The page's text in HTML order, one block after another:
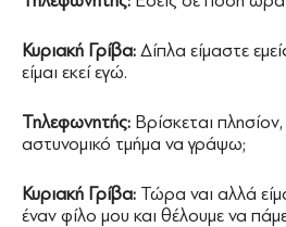
Κυριακή Γρίβα: Δίπλα είμαστε
είμαι εκεί εγώ.
Τηλεφωνητής: Βρίσκεται
αστυνομικό τμήμα να γράψω;
Κυριακή Γρίβα: Τώρα ναι αλλά
έναν φίλο μου και θέλουμε να